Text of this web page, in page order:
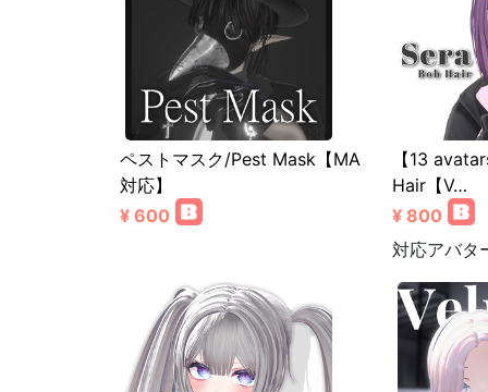
ペストマスク/Pest Mask【MA
対応】
¥ 600
【13
Hair【V…
¥ 800
対応アバタ